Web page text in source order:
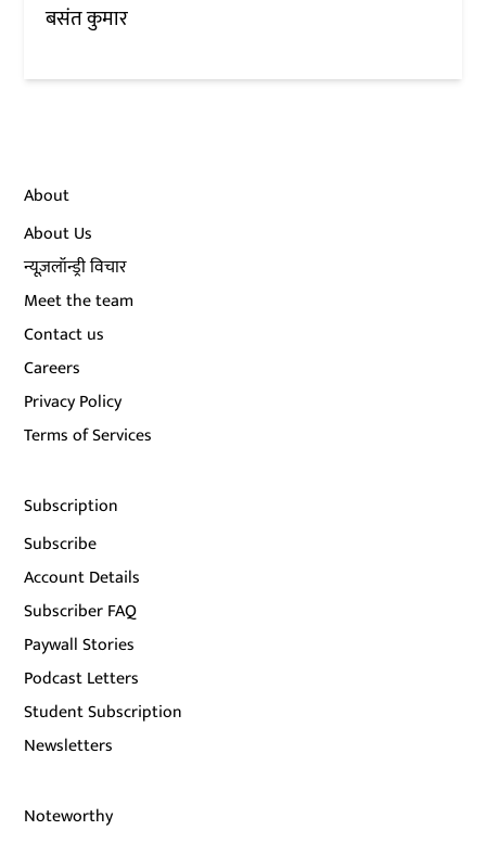
बसंत कुमार
About
About Us
न्यूज़लॉन्ड्री विचार
Meet the team
Contact us
Careers
Privacy Policy
Terms of Services
Subscription
Subscribe
Account Details
Subscriber FAQ
Paywall Stories
Podcast Letters
Student Subscription
Newsletters
Noteworthy